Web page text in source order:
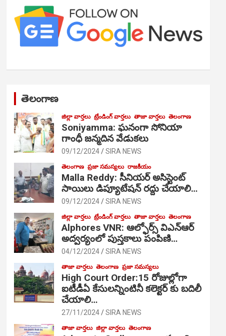
తెలంగాణ
జిల్లా వార్తలు ట్రేండింగ్ వార్తలు తాజా వార్తలు తెలంగాణ
Soniyamma: ఘ‌నంగా సోనియా
గాంధీ జ‌న్మ‌దిన వేడుక‌లు
09/12/2024 SIRA NEWS
తెలంగాణ ప్రజా సమస్యలు రాజకీయం
Malla Reddy: సీనియర్ అసిస్టెంట్
సాయిలు డిప్యూటేషన్ రద్దు చేయాలి…
09/12/2024 SIRA NEWS
జిల్లా వార్తలు ట్రేండింగ్ వార్తలు తాజా వార్తలు తెలంగాణ
Alphores VNR: ఆల్ఫోర్స్ విఎన్ఆర్
అద్వర్యంలో పుస్తకాలు పంపిణి…
04/12/2024 SIRA NEWS
తాజా వార్తలు తెలంగాణ ప్రజా సమస్యలు
High Court Order:15 రోజుల్లోగా
ఐటీడీఏ కేసులన్నింటినీ కలెక్టర్ కు బదిలీ
చేయాలి…
27/11/2024 SIRA NEWS
తాజా వార్తలు జిల్లా వార్తలు తెలంగాణ